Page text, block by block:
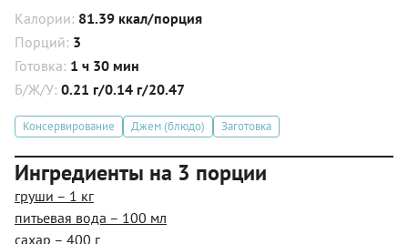
Калории: 81.39 ккал/порция
Порций: 3
Готовка: 1 ч 30 мин
Б/Ж/У: 0.21 г/0.14 г/20.47
Консервирование Джем (блюдо) Заготовка
Ингредиенты на 3 порции
груши – 1 кг
питьевая вода – 100 мл
сахар – 400 г